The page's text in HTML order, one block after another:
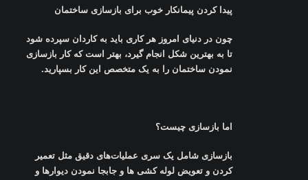
پیدا کردن پیمانکار خوب برای بازسازی ساختمان
چون در دنیای امروز هر کاری باید به کاردان سپرده شود
تا به بهترین شکل انجام گیرد، بهتر است که کار بازسازی
نمودن ساختمان را به یک متخصص این کار بسپارید.
اما بازسازی چیست؟
بازسازی شامل یک سری عملیات‌های دقیق مثل تعمیر
کردن و تعویض لوله کشی‌ ها و جابجا نمودن دیوارها و